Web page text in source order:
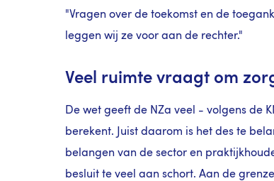
"Vragen over de toekomst en de
leggen wij ze voor aan de rechter."
Veel ruimte vraagt om
De wet geeft de NZa veel - volgens de
berekent. Juist daarom is het des te
belangen van de sector en
besluit te veel aan schort. Aan de